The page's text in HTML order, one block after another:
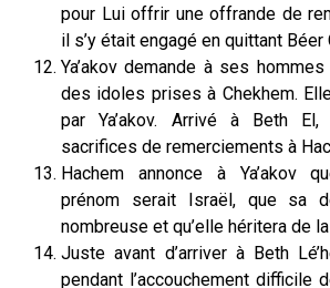
pour Lui offrir une offrande de
il s’y était engagé en quittant Béer
Ya’akov demande à ses
des idoles prises à Chekhem.
par Ya’akov. Arrivé à Beth El,
sacrifices de remerciements à
Hachem annonce à Ya’akov
prénom serait Israël, que sa
nombreuse et qu’elle héritera de la
Juste avant d’arriver à Beth
pendant l’accouchement difficile